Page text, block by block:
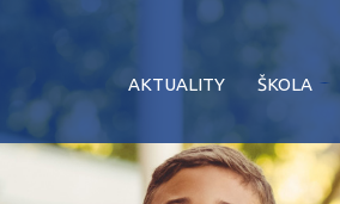
AKTUALITY ŠKOLA